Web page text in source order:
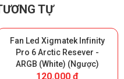
TỰ
Fan Led Xigmatek Infinity
Pro 6 Arctic Resever -
ARGB (White) (Ngược)
120.000 đ